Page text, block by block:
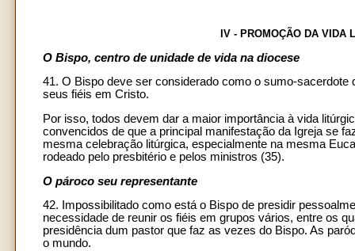
IV - PROMOÇÃO DA VIDA
O Bispo, centro de unidade de vida na diocese
41. O Bispo deve ser considerado como o sumo-
seus fiéis em Cristo.
Por isso, todos devem dar a maior importância à vida
convencidos de que a principal manifestação da Igreja se
mesma celebração litúrgica, especialmente na mesma
rodeado pelo presbitério e pelos ministros (35).
O pároco seu representante
42. Impossibilitado como está o Bispo de presidir
necessidade de reunir os fiéis em grupos vários, entre os
presidência dum pastor que faz as vezes do Bispo. As
o mundo.